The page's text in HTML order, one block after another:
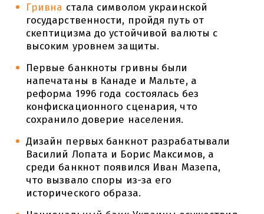
Гривна стала символом украинской
государственности, пройдя путь от
скептицизма до устойчивой валюты с
высоким уровнем защиты.
Первые банкноты гривны были
напечатаны в Канаде и Мальте, а
реформа 1996 года состоялась без
конфискационного сценария, что
сохранило доверие населения.
Дизайн первых банкнот разрабатывали
Василий Лопата и Борис Максимов, а
среди банкнот появился Иван Мазепа,
что вызвало споры из-за его
исторического образа.